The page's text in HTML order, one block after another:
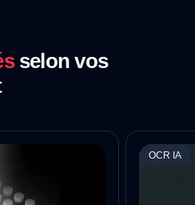
selon vos
OCR IA